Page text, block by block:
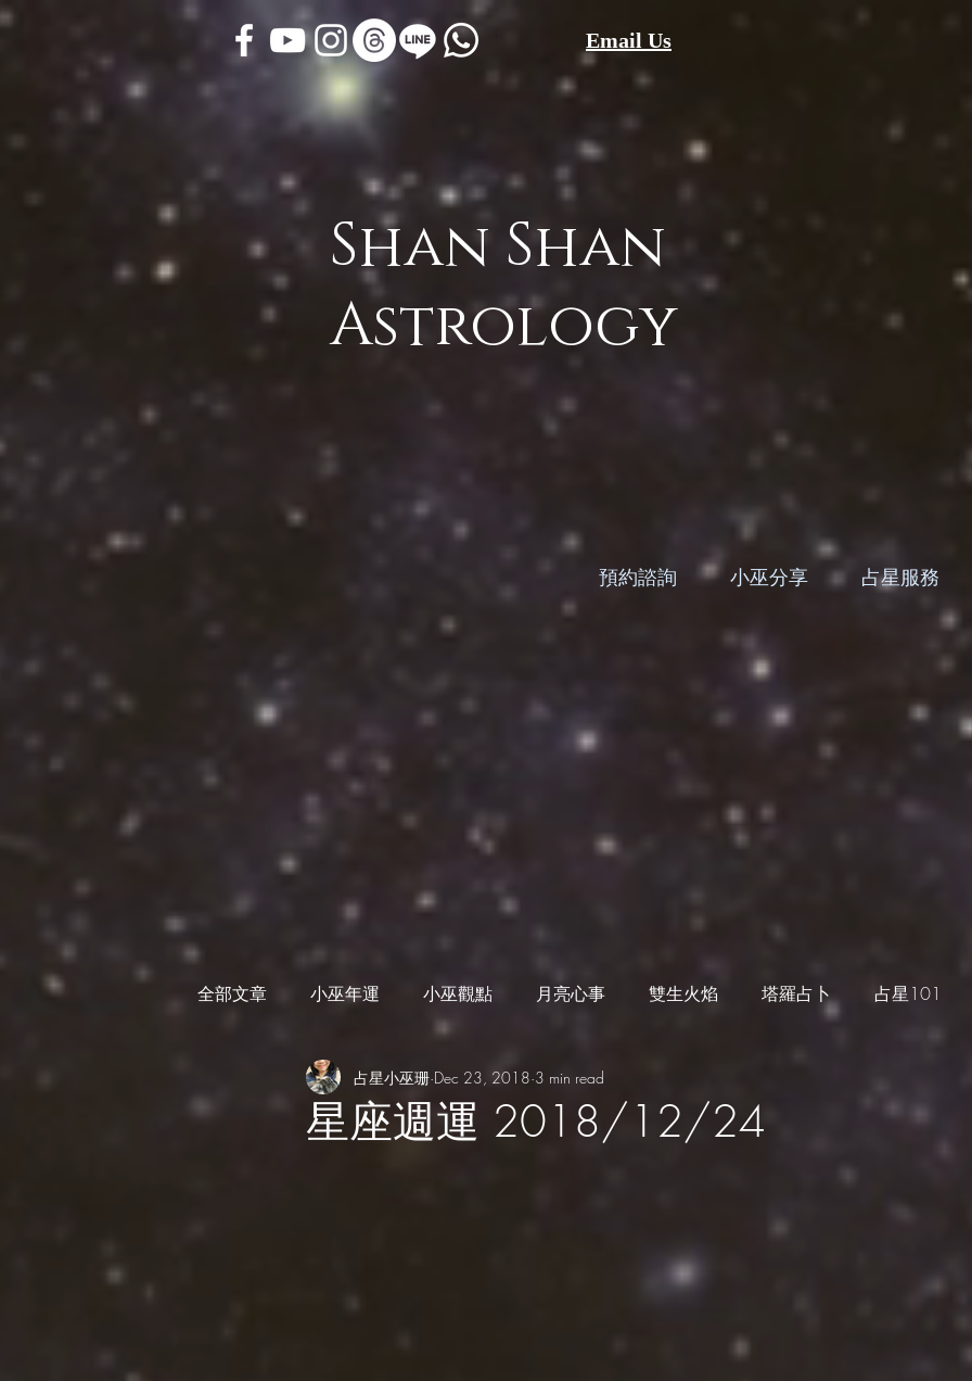
Email Us
Shan Shan
Astrology
預約諮詢 小巫分享 占星服務
全部文章 小巫年運 小巫觀點 月亮心事 雙生火焰 塔羅占卜 占星101
外星訊息 遊走在藝術 四季心境 星座週運
星座週運 2018/12/24
占星小巫珊 Dec 23, 2018 3 min read